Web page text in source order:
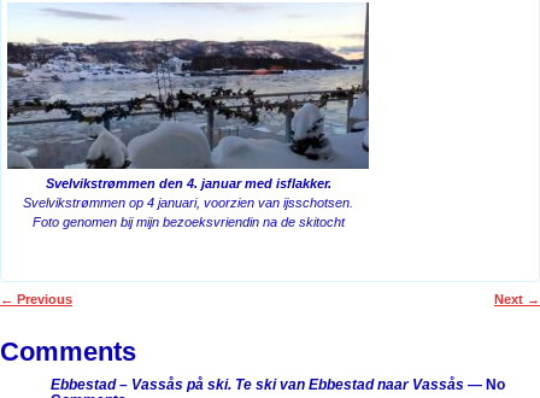
Svelvikstrømmen den 4. januar med isflakker.
Svelvikstrømmen op 4 januari, voorzien van ijsschotsen.
Foto genomen bij mijn bezoeksvriendin na de skitocht
← Previous Next →
Comments
Ebbestad – Vassås på ski. Te ski van Ebbestad naar Vassås — No